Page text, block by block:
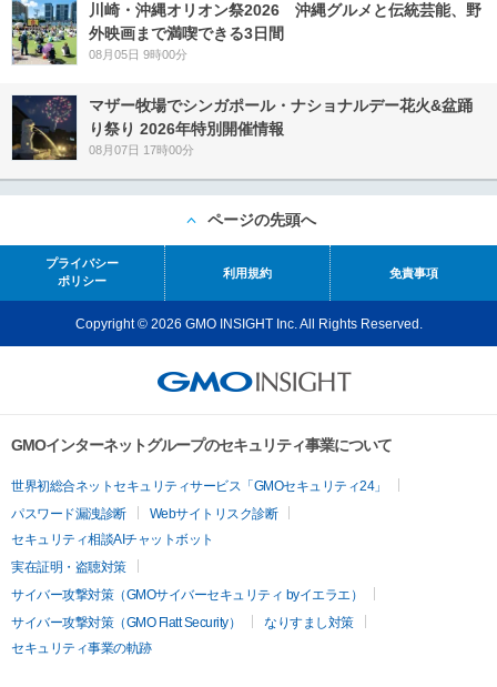
川崎・沖縄オリオン祭2026 沖縄グルメと伝統芸能、野
外映画まで満喫できる3日間
08月05日 9時00分
マザー牧場でシンガポール・ナショナルデー花火&盆踊
り祭り 2026年特別開催情報
08月07日 17時00分
ページの先頭へ
プライバシー
ポリシー
利用規約 免責事項
Copyright © 2026 GMO INSIGHT Inc. All Rights Reserved.
GMOインターネットグループのセキュリティ事業について
世界初総合ネットセキュリティサービス「GMOセキュリティ24」
パスワード漏洩診断
Webサイトリスク診断
セキュリティ相談AIチャットボット
実在証明・盗聴対策
サイバー攻撃対策（GMOサイバーセキュリティ byイエラエ）
サイバー攻撃対策（GMO Flatt Security）
なりすまし対策
セキュリティ事業の軌跡